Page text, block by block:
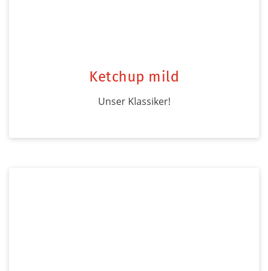
Ketchup mild
Unser Klassiker!